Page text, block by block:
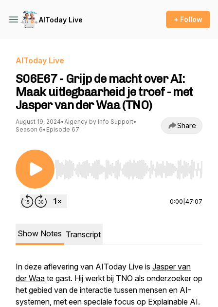
AIToday Live + Follow
AIToday Live
S06E67 - Grijp de macht over AI:
Maak uitlegbaarheid je troef - met
Jasper van der Waa (TNO)
August 19, 2024•Aigency by Info Support•
Season 6• Episode 67 Share
Use Left/Right to seek, Home/End to jump to
0:00 47:07
Show Notes Transcript
In deze aflevering van AIToday Live is Jasper van
der Waa te gast. Hij werkt bij TNO als onderzoeker op
het gebied van de interactie tussen mensen en AI-
systemen, met een speciale focus op Explainable AI.